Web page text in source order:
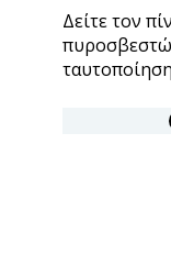
Δείτε τον